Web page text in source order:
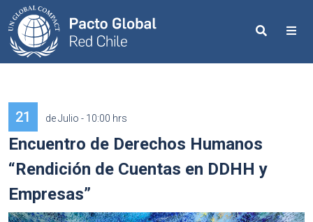
Search
21 de Julio - 10:00 hrs
Encuentro de Derechos Humanos
“Rendición de Cuentas en DDHH y
Empresas”